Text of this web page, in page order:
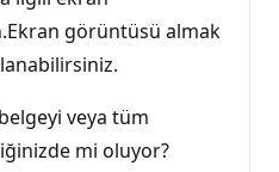
görüntüsü almak
veya tüm
mi oluyor?